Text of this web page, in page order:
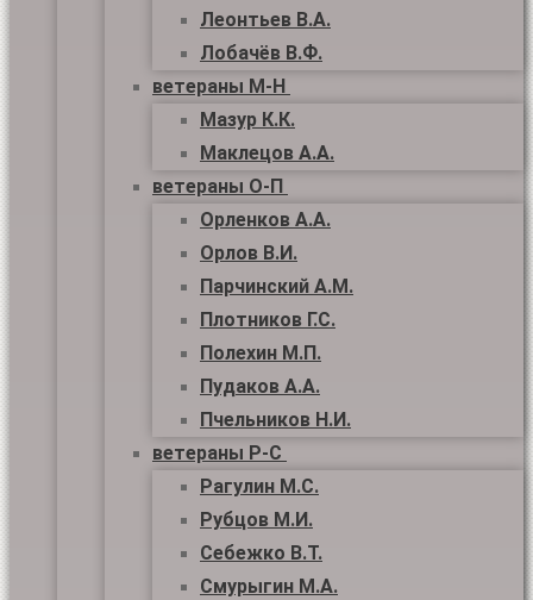
Леонтьев В.А.
Лобачёв В.Ф.
ветераны М-Н
Мазур К.К.
Маклецов А.А.
ветераны О-П
Орленков А.А.
Орлов В.И.
Парчинский А.М.
Плотников Г.С.
Полехин М.П.
Пудаков А.А.
Пчельников Н.И.
ветераны Р-С
Рагулин М.С.
Рубцов М.И.
Себежко В.Т.
Смурыгин М.А.